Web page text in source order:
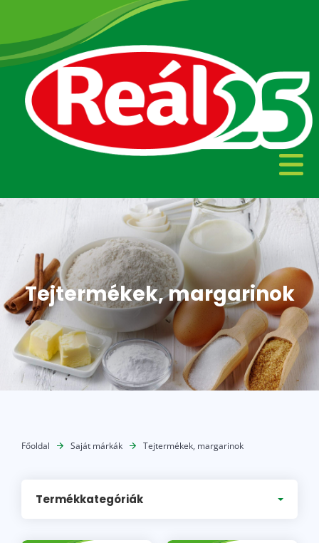
Tejtermékek, margarinok
Főoldal Saját márkák Tejtermékek, margarinok
Termékkategóriák